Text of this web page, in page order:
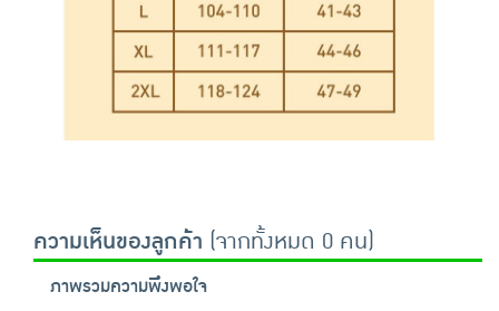
ความเห็นของลูกค้า (จากทั้งหมด 0 คน)
ภาพรวมความพึงพอใจ